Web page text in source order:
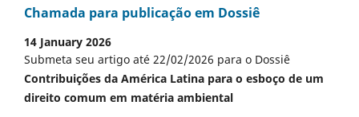
Chamada para publicação em Dossiê
14 January 2026
Submeta seu artigo até 22/02/2026 para o Dossiê
Contribuições da América Latina para o esboço de um
direito comum em matéria ambiental